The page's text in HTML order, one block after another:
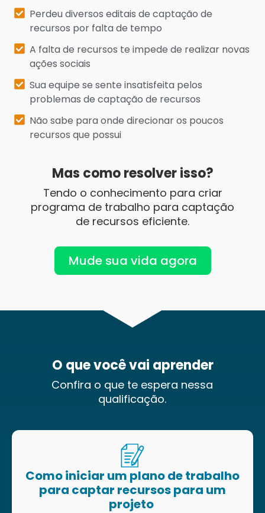
Perdeu diversos editais de captação de
recursos por falta de tempo
A falta de recursos te impede de realizar novas
ações sociais
Sua equipe se sente insatisfeita pelos
problemas de captação de recursos
Não sabe para onde direcionar os poucos
recursos que possui
Mas como resolver isso?
Tendo o conhecimento para criar
programa de trabalho para captação
de recursos eficiente.
Mude sua vida agora
O que você vai aprender
Confira o que te espera nessa
qualificação.
Como iniciar um plano de trabalho
para captar recursos para um
projeto